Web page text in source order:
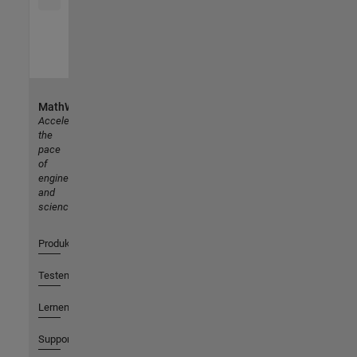
MathWorks
Accelerating
the
pace
of
engineering
and
science
Produkte
Testen oder Kaufen
Lernen
Support